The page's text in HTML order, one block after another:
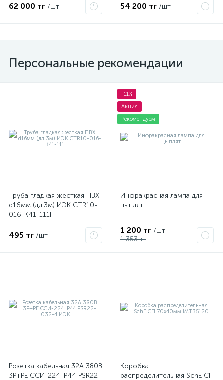
5435
62 000 тг /шт
40куб.м; эффективен в
54 200 тг /шт
Персональные рекомендации
Труба гладкая жесткая ПВХ
d16мм (дл.3м) ИЭК CTR10-
016-K41-111I
495 тг /шт
-11%
Акция
Рекомендуем
Инфракрасная лампа для
цыплят
1 200 тг /шт
1 353 тг
Розетка кабельная 32А 380В
3P+PЕ ССИ-224 IP44 PSR22-
Коробка
распределительная SchE СП